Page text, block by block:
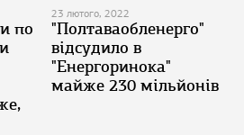
по
23 лютого, 2022
"Полтаваобленерго"
відсудило в
"Енергоринока"
майже 230 мільйонів